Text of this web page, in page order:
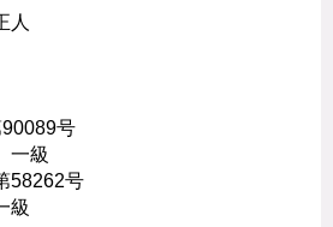
人
号
一級
号
級